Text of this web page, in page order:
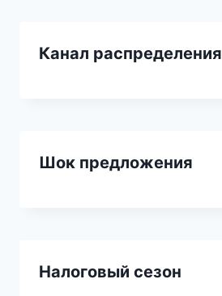
Канал распределения
Шок предложения
Налоговый сезон